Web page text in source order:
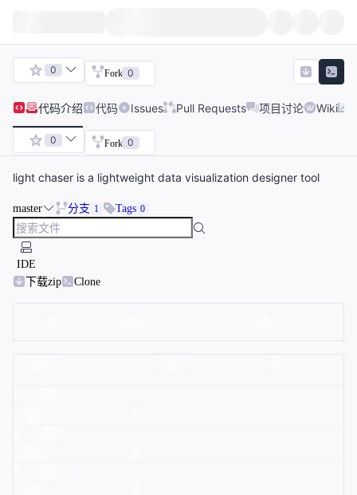
0 Fork 0
代码介绍 代码 Issues Pull Requests 项目讨论 Wiki
0 Fork 0
light chaser is a lightweight data visualization designer tool
master 分支 1 Tags 0
IDE
下载zip
Clone